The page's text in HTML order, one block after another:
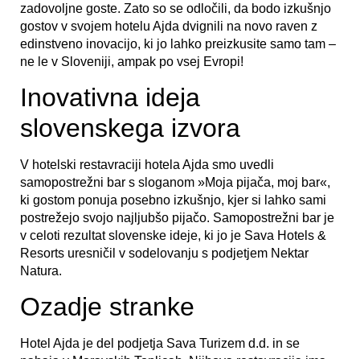
zadovoljne goste. Zato so se odločili, da bodo izkušnjo
gostov v svojem hotelu Ajda dvignili na novo raven z
edinstveno inovacijo, ki jo lahko preizkusite samo tam –
ne le v Sloveniji, ampak po vsej Evropi!
Inovativna ideja
slovenskega izvora
V hotelski restavraciji hotela Ajda smo uvedli
samopostrežni bar s sloganom »Moja pijača, moj bar«,
ki gostom ponuja posebno izkušnjo, kjer si lahko sami
postrežejo svojo najljubšo pijačo. Samopostrežni bar je
v celoti rezultat slovenske ideje, ki jo je Sava Hotels &
Resorts uresničil v sodelovanju s podjetjem Nektar
Natura.
Ozadje stranke
Hotel Ajda je del podjetja Sava Turizem d.d. in se